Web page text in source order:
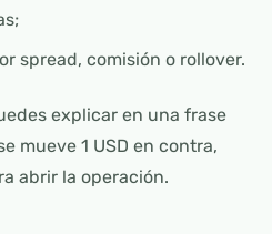
spread, comisión o rollover.
explicar en una frase
mueve 1 USD en contra,
abrir la operación.